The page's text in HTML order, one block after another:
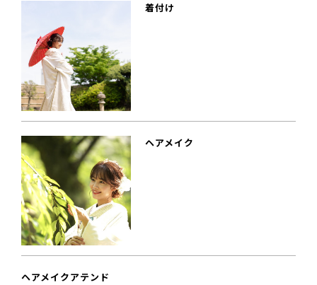
着付け
ヘアメイク
ヘアメイクアテンド